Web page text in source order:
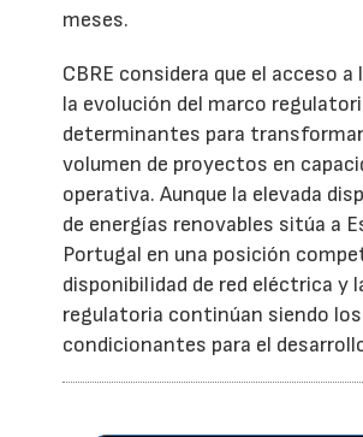
meses.
CBRE considera que el acceso a
la evolución del marco
determinantes para
volumen de proyectos en
operativa. Aunque la elevada
de energías renovables sitúa a
Portugal en una posición
disponibilidad de red eléctrica y
regulatoria continúan siendo
condicionantes para el